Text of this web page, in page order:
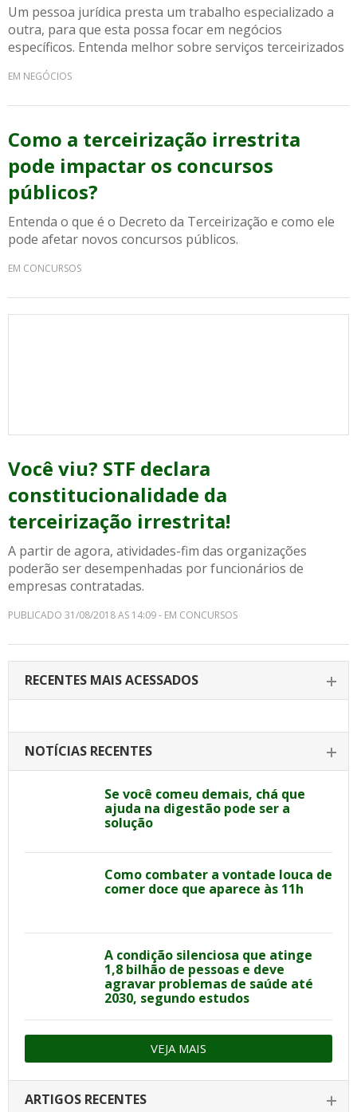
Um pessoa jurídica presta um trabalho especializado a
outra, para que esta possa focar em negócios
específicos. Entenda melhor sobre serviços terceirizados
EM NEGÓCIOS
Como a terceirização irrestrita
pode impactar os concursos
públicos?
Entenda o que é o Decreto da Terceirização e como ele
pode afetar novos concursos públicos.
EM CONCURSOS
Você viu? STF declara
constitucionalidade da
terceirização irrestrita!
A partir de agora, atividades-fim das organizações
poderão ser desempenhadas por funcionários de
empresas contratadas.
PUBLICADO 31/08/2018 AS 14:09 - EM CONCURSOS
RECENTES MAIS ACESSADOS
NOTÍCIAS RECENTES
Se você comeu demais, chá que
ajuda na digestão pode ser a
solução
Como combater a vontade louca de
comer doce que aparece às 11h
A condição silenciosa que atinge
1,8 bilhão de pessoas e deve
agravar problemas de saúde até
2030, segundo estudos
VEJA MAIS
ARTIGOS RECENTES